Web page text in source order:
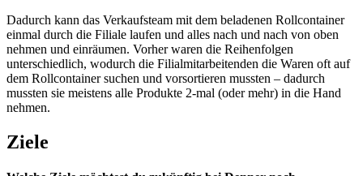
Dadurch kann das Verkaufsteam mit dem beladenen Rollcontainer
einmal durch die Filiale laufen und alles nach und nach von oben
nehmen und einräumen. Vorher waren die Reihenfolgen
unterschiedlich, wodurch die Filialmitarbeitenden die Waren oft auf
dem Rollcontainer suchen und vorsortieren mussten – dadurch
mussten sie meistens alle Produkte 2-mal (oder mehr) in die Hand
nehmen.
Ziele